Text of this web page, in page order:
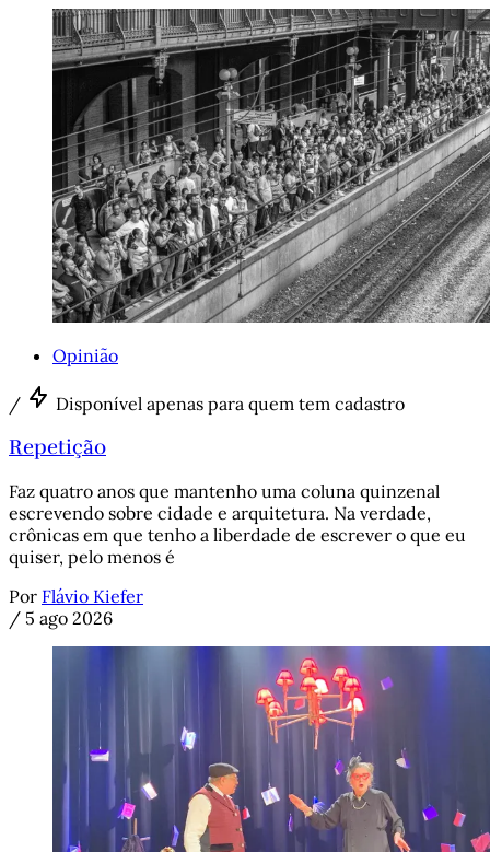
Opinião
/ Disponível apenas para quem tem cadastro
Repetição
Faz quatro anos que mantenho uma coluna quinzenal
escrevendo sobre cidade e arquitetura. Na verdade,
crônicas em que tenho a liberdade de escrever o que eu
quiser, pelo menos é
Por Flávio Kiefer
/ 5 ago 2026